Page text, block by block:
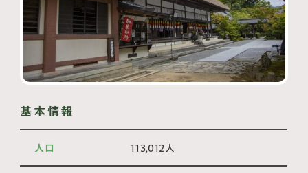
基本情報
人口 113,012人